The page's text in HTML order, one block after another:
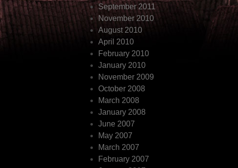
September 2011
November 2010
August 2010
April 2010
February 2010
January 2010
November 2009
October 2008
March 2008
January 2008
June 2007
May 2007
March 2007
February 2007